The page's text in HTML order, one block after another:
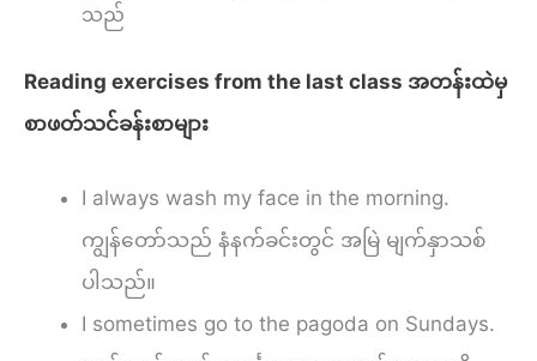
သည်
Reading exercises from the last class အတန်းထဲမှ
စာဖတ်သင်ခန်းစာများ
I always wash my face in the morning.
ကျွန်တော်သည် နံနက်ခင်းတွင် အမြဲ မျက်နှာသစ်
ပါသည်။
I sometimes go to the pagoda on Sundays.